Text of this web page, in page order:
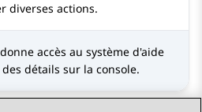
diverses actions.
accès au système d'aide
détails sur la console.